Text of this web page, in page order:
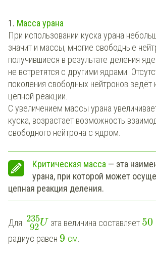
1. Масса урана
При использовании куска урана
значит и массы, многие свободные
получившиеся в результате деления
не встретятся с другими ядрами.
поколения свободных нейтронов
цепной реакции.
С увеличением массы урана
куска, возрастает возможность
свободного нейтрона с ядром.
Критическая масса — эта
урана, при которой может
цепная реакция деления.
Для U
92
235 эта величина составляет 50
радиус равен 9 см